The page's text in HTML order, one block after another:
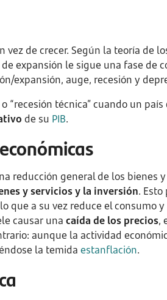
vez de crecer. Según la teoría de
expansión le sigue una fase de
expansión, auge, recesión y
“recesión técnica” cuando un
de su PIB.
reducción general de los bienes
y servicios y la inversión. Esto
que a su vez reduce el consumo
causar una caída de los precios,
aunque la actividad
la temida estanflación.